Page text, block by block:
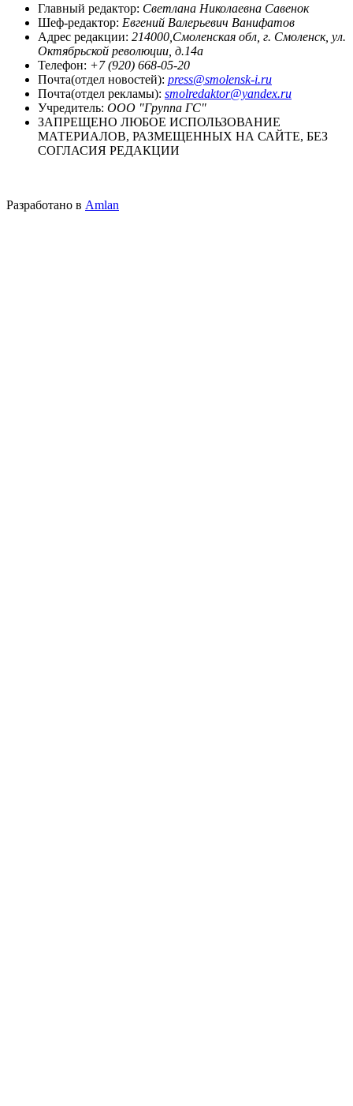
Главный редактор: Светлана Николаевна Савенок
Шеф-редактор: Евгений Валерьевич Ванифатов
Адрес редакции: 214000,Смоленская обл, г. Смоленск, ул.
Октябрьской революции, д.14а
Телефон: +7 (920) 668-05-20
Почта(отдел новостей): press@smolensk-i.ru
Почта(отдел рекламы): smolredaktor@yandex.ru
Учредитель: ООО "Группа ГС"
ЗАПРЕЩЕНО ЛЮБОЕ ИСПОЛЬЗОВАНИЕ
МАТЕРИАЛОВ, РАЗМЕЩЕННЫХ НА САЙТЕ, БЕЗ
СОГЛАСИЯ РЕДАКЦИИ
Разработано в Amlan